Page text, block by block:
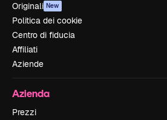
Originali New
Politica dei cookie
Centro di fiducia
Affiliati
Aziende
Azienda
Prezzi